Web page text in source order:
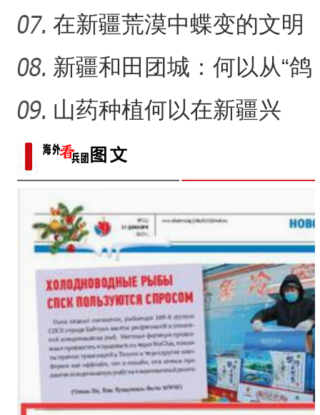
侨乡故事 | 创业者青年古丽
瓷，也是“情”
在新疆荒漠中蝶变的文明
村镇
新疆和田团城：何以从“鸽
子巷”到网红打卡地
山药种植何以在新疆兴
起？